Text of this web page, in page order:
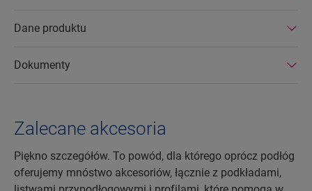
Dane produktu
Dokumenty
Zalecane akcesoria
Piękno szczegółów. To powód, dla którego oprócz podłóg
oferujemy mnóstwo akcesoriów, łącznie z podkładami,